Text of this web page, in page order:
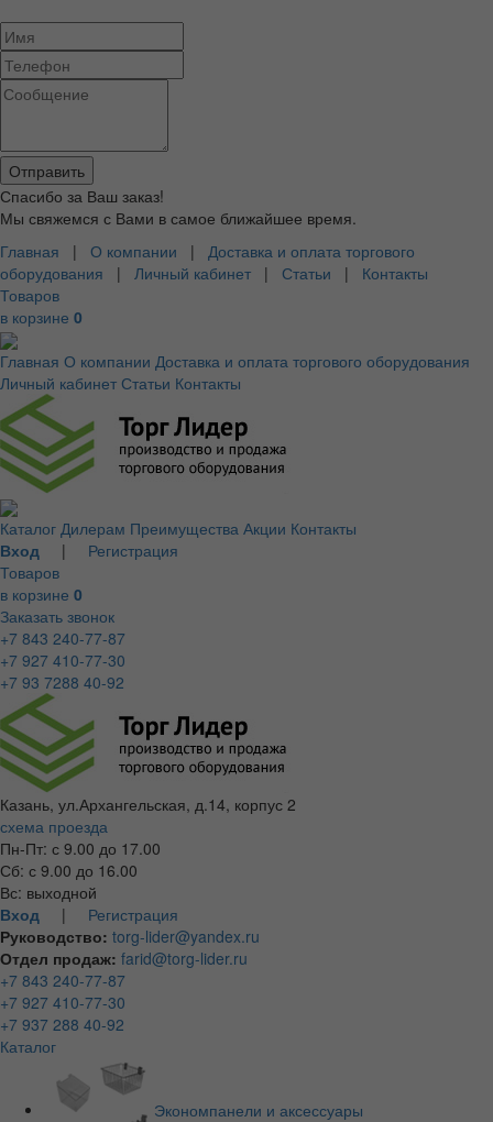
Спасибо за Ваш заказ!
Мы свяжемся с Вами в самое ближайшее время.
Главная | О компании | Доставка и оплата торгового
оборудования | Личный кабинет | Статьи | Контакты
Товаров
в корзине 0
Главная О компании Доставка и оплата торгового оборудования
Личный кабинет Статьи Контакты
Каталог Дилерам Преимущества Акции Контакты
Вход | Регистрация
Товаров
в корзине 0
Заказать звонок
+7 843 240-77-87
+7 927 410-77-30
+7 93 7288 40-92
Казань, ул.Архангельская, д.14, корпус 2
схема проезда
Пн-Пт: с 9.00 до 17.00
Сб: с 9.00 до 16.00
Вс: выходной
Вход | Регистрация
Руководство: torg-lider@yandex.ru
Отдел продаж: farid@torg-lider.ru
+7 843 240-77-87
+7 927 410-77-30
+7 937 288 40-92
Каталог
Экономпанели и аксессуары